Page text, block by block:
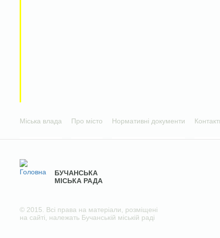
Міська влада Про місто Нормативні документи
БУЧАНСЬКА
МІСЬКА РАДА
© 2015. Всі права на матеріали, розміщені
на сайті, належать Бучанській міській раді